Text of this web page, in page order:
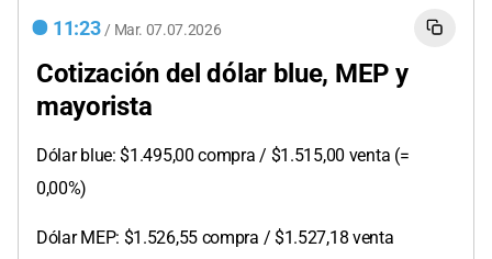
11:23 / Mar. 07.07.2026
Cotización del dólar blue, MEP y
mayorista
Dólar blue: $1.495,00 compra / $1.515,00 venta (=
0,00%)
Dólar MEP: $1.526,55 compra / $1.527,18 venta